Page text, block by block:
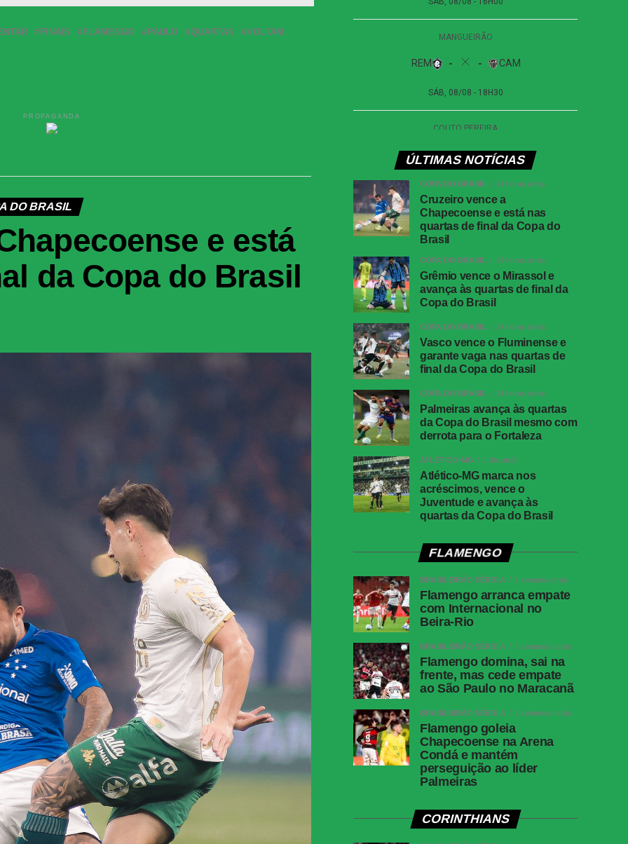
FINAIS FLAMENGO PAULO QUARTAS VOLTAM
PROPAGANDA
DO BRASIL
e está
da Copa do Brasil
ÚLTIMAS NOTÍCIAS
COPA DO BRASIL 14 horas atrás
Cruzeiro vence a
Chapecoense e está nas
quartas de final da Copa do
Brasil
COPA DO BRASIL 14 horas atrás
Grêmio vence o Mirassol e
avança às quartas de final da
Copa do Brasil
COPA DO BRASIL 14 horas atrás
Vasco vence o Fluminense e
garante vaga nas quartas de
final da Copa do Brasil
COPA DO BRASIL 14 horas atrás
Palmeiras avança às quartas
da Copa do Brasil mesmo com
derrota para o Fortaleza
ATLÉTICO-MG 1 dia atrás
Atlético-MG marca nos
acréscimos, vence o
Juventude e avança às
quartas da Copa do Brasil
FLAMENGO
BRASILEIRÃO SÉRIE A 1 semana atrás
Flamengo arranca empate
com Internacional no
Beira-Rio
BRASILEIRÃO SÉRIE A 2 semanas atrás
Flamengo domina, sai na
frente, mas cede empate
ao São Paulo no Maracanã
BRASILEIRÃO SÉRIE A 2 semanas atrás
Flamengo goleia
Chapecoense na Arena
Condá e mantém
perseguição ao líder
Palmeiras
CORINTHIANS